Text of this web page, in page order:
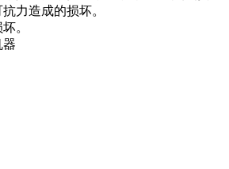
力造成的损坏。
。
器